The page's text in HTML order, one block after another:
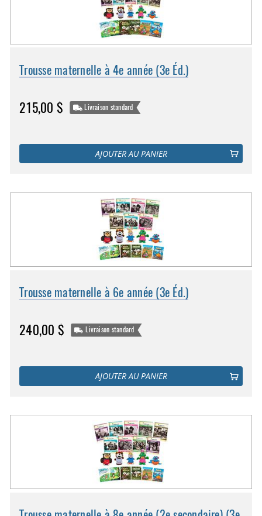
Trousse maternelle à 4e année (3e Éd.)
215,00 $ Livraison standard
AJOUTER AU PANIER
Trousse maternelle à 6e année (3e Éd.)
240,00 $ Livraison standard
AJOUTER AU PANIER